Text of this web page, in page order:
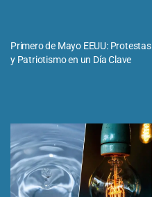
Primero de Mayo EEUU: Protestas
y Patriotismo en un Día Clave